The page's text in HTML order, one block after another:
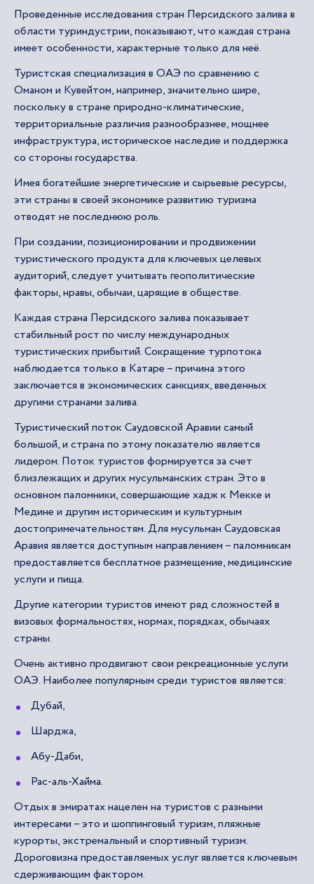
Проведенные исследования стран Персидского залива в
области туриндустрии, показывают, что каждая страна
имеет особенности, характерные только для неё.
Туристская специализация в ОАЭ по сравнению с
Оманом и Кувейтом, например, значительно шире,
поскольку в стране природно-климатические,
территориальные различия разнообразнее, мощнее
инфраструктура, историческое наследие и поддержка
со стороны государства.
Имея богатейшие энергетические и сырьевые ресурсы,
эти страны в своей экономике развитию туризма
отводят не последнюю роль.
При создании, позиционировании и продвижении
туристического продукта для ключевых целевых
аудиторий, следует учитывать геополитические
факторы, нравы, обычаи, царящие в обществе.
Каждая страна Персидского залива показывает
стабильный рост по числу международных
туристических прибытий. Сокращение турпотока
наблюдается только в Катаре – причина этого
заключается в экономических санкциях, введенных
другими странами залива.
Туристический поток Саудовской Аравии самый
большой, и страна по этому показателю является
лидером. Поток туристов формируется за счет
близлежащих и других мусульманских стран. Это в
основном паломники, совершающие хадж к Мекке и
Медине и другим историческим и культурным
достопримечательностям. Для мусульман Саудовская
Аравия является доступным направлением – паломникам
предоставляется бесплатное размещение, медицинские
услуги и пища.
Другие категории туристов имеют ряд сложностей в
визовых формальностях, нормах, порядках, обычаях
страны.
Очень активно продвигают свои рекреационные услуги
ОАЭ. Наиболее популярным среди туристов является:
Дубай,
Шарджа,
Абу-Даби,
Рас-аль-Хайма.
Отдых в эмиратах нацелен на туристов с разными
интересами – это и шоппинговый туризм, пляжные
курорты, экстремальный и спортивный туризм.
Дороговизна предоставляемых услуг является ключевым
сдерживающим фактором.